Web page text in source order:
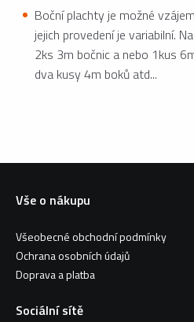
Boční plachty je možné
jejich provedení je variabilní.
2ks 3m bočnic a nebo 1kus
dva kusy 4m boků atd...
Vše o nákupu
Všeobecné obchodní podmínky
Ochrana osobních údajů
Doprava a platba
Sociální sítě